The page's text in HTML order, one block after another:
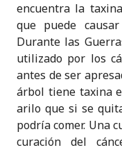
encuentra la
que puede
Durante las
utilizado por los
antes de ser
árbol tiene taxina
arilo que si se
podría comer. Una
curación del